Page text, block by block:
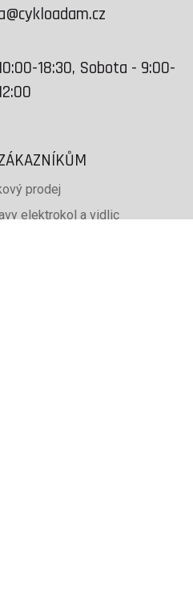
18:30, Sobota - 9:00-
prodej
elektrokol a vidlic